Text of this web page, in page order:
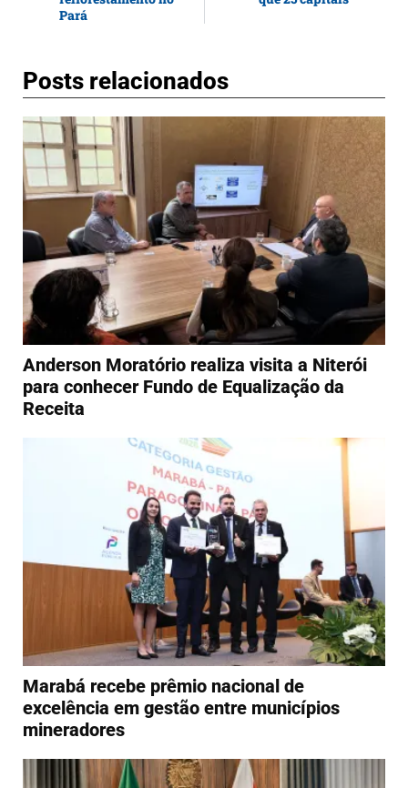
Pará
Posts relacionados
Anderson Moratório realiza visita a Niterói
para conhecer Fundo de Equalização da
Receita
Marabá recebe prêmio nacional de
excelência em gestão entre municípios
mineradores